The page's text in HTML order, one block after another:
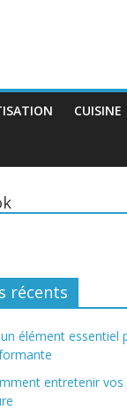
CUISINE
récents
élément essentiel
entretenir vos